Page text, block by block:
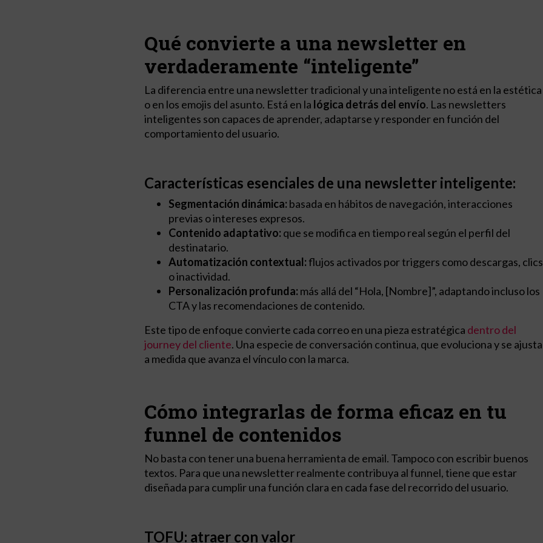
Qué convierte a una newsletter en
verdaderamente “inteligente”
La diferencia entre una newsletter tradicional y una inteligente no está en la estética
o en los emojis del asunto. Está en la lógica detrás del envío. Las newsletters
inteligentes son capaces de aprender, adaptarse y responder en función del
comportamiento del usuario.
Características esenciales de una newsletter inteligente:
Segmentación dinámica: basada en hábitos de navegación, interacciones
previas o intereses expresos.
Contenido adaptativo: que se modifica en tiempo real según el perfil del
destinatario.
Automatización contextual:flujos activados por triggers como descargas, clics
o inactividad.
Personalización profunda: más allá del “Hola, [Nombre]”, adaptando incluso los
CTA y las recomendaciones de contenido.
Este tipo de enfoque convierte cada correo en una pieza estratégica dentro del
journey del cliente. Una especie de conversación continua, que evoluciona y se ajusta
a medida que avanza el vínculo con la marca.
Cómo integrarlas de forma eficaz en tu
funnel de contenidos
No basta con tener una buena herramienta de email. Tampoco con escribir buenos
textos. Para que una newsletter realmente contribuya al funnel, tiene que estar
diseñada para cumplir una función clara en cada fase del recorrido del usuario.
TOFU: atraer con valor